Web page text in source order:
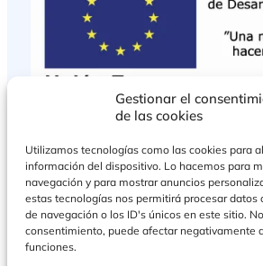
Gestionar el
de las cookies
Utilizamos tecnologías como las cookies para
información del dispositivo. Lo hacemos para
navegación y para mostrar anuncios
estas tecnologías nos permitirá procesar
de navegación o los ID's únicos en este sitio.
consentimiento, puede afectar negativamente
funciones.
PROYECTO COFINANCIADO POR EL FONDO